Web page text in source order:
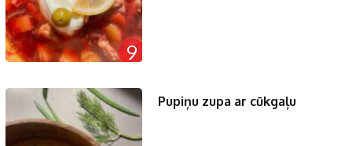
9
Pupiņu zupa ar cūkgaļu